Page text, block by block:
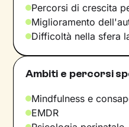
Percorsi di crescita
Miglioramento
Difficoltà nella sfera
Ambiti e percorsi
Mindfulness e
EMDR